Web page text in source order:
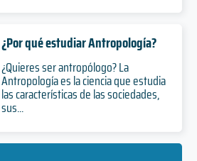
¿Por qué estudiar Antropología?
¿Quieres ser antropólogo? La
Antropología es la ciencia que estudia
las características de las sociedades,
sus...